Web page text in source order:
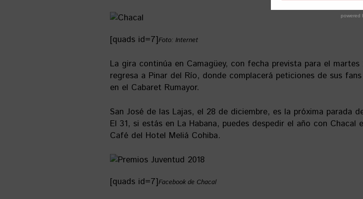
[quads id=7]Foto: Internet
La gira continúa en Camagüey, con fecha prevista para el
regresa a Pinar del Río, donde complacerá peticiones de sus
en el Cabaret Rumayor.
San José de las Lajas, el 28 de diciembre, es la próxima parada
El 31, si estás en La Habana, puedes despedir el año con Chacal
Café del Hotel Meliá Cohiba.
[quads id=7]Facebook de Chacal